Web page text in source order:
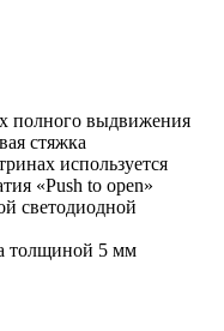
полного выдвижения
стяжка
используется
«Push to open»
светодиодной
толщиной 5 мм